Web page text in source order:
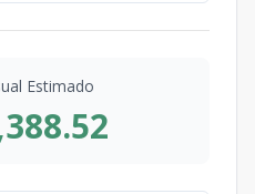
Estimado